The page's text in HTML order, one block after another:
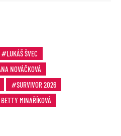
LUKÁŠ ŠVEC
NOVÁČKOVÁ
SURVIVOR 2026
MINAŘÍKOVÁ